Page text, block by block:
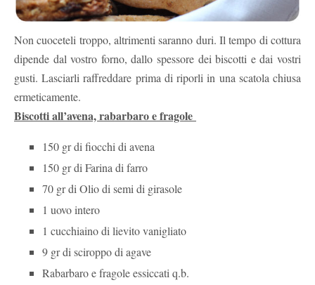
Non cuoceteli troppo, altrimenti saranno duri. Il tempo di cottura
dipende dal vostro forno, dallo spessore dei biscotti e dai vostri
gusti. Lasciarli raffreddare prima di riporli in una scatola chiusa
ermeticamente.
Biscotti all’avena, rabarbaro e fragole
150 gr di fiocchi di avena
150 gr di Farina di farro
70 gr di Olio di semi di girasole
1 uovo intero
1 cucchiaino di lievito vanigliato
9 gr di sciroppo di agave
Rabarbaro e fragole essiccati q.b.